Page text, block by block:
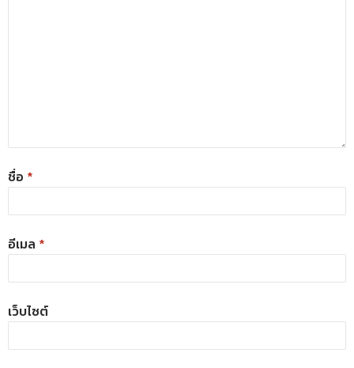
ชื่อ *
อีเมล *
เว็บไซต์